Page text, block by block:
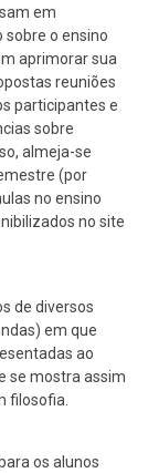
em
o ensino
aprimorar sua
reuniões
participantes e
sobre
almeja-se
(por
no ensino
no site
de diversos
em que
ao
se mostra assim
filosofia.
os alunos